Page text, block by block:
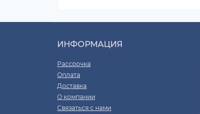
ИНФОРМАЦИЯ
Рассрочка
Оплата
Доставка
О компании
Связаться с нами